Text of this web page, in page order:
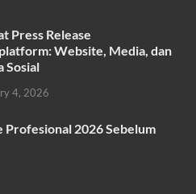
Press Release
Website, Media, dan
Sosial
4, 2026
Profesional 2026 Sebelum